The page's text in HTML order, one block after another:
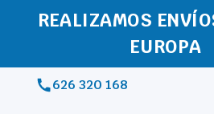
REALIZAMOS
EUROPA
626 320 168